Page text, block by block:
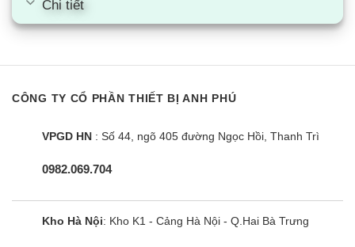
Chi tiết
CÔNG TY CỔ PHẦN THIẾT BỊ ANH PHÚ
VPGD HN : Số 44, ngõ 405 đường Ngọc Hồi, Thanh Trì
0982.069.704
Kho Hà Nội: Kho K1 - Cảng Hà Nội - Q.Hai Bà Trưng